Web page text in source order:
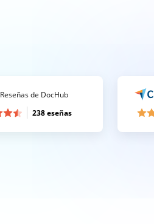
Reseñas de DocHub
238 eseñas